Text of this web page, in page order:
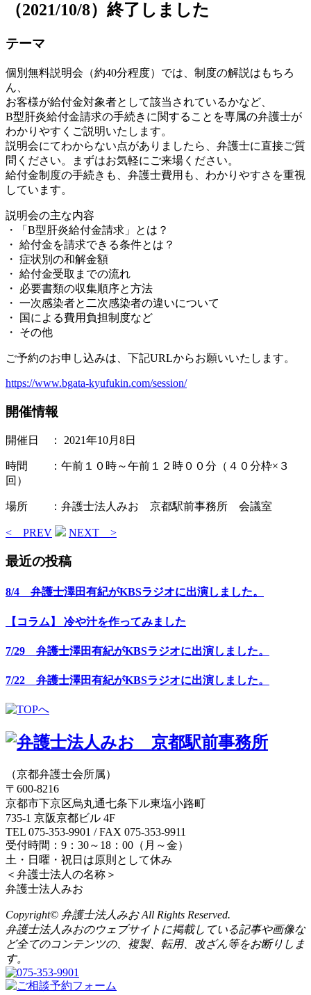
（2021/10/8）終了しました
テーマ
個別無料説明会（約40分程度）では、制度の解説はもちろ
ん、
お客様が給付金対象者として該当されているかなど、
B型肝炎給付金請求の手続きに関することを専属の弁護士が
わかりやすくご説明いたします。
説明会にてわからない点がありましたら、弁護士に直接ご質
問ください。まずはお気軽にご来場ください。
給付金制度の手続きも、弁護士費用も、わかりやすさを重視
しています。
説明会の主な内容
・「B型肝炎給付金請求」とは？
・ 給付金を請求できる条件とは？
・ 症状別の和解金額
・ 給付金受取までの流れ
・ 必要書類の収集順序と方法
・ 一次感染者と二次感染者の違いについて
・ 国による費用負担制度など
・ その他
ご予約のお申し込みは、下記URLからお願いいたします。
https://www.bgata-kyufukin.com/session/
開催情報
開催日 ： 2021年10月8日
時間 ：午前１０時～午前１２時００分（４０分枠×３
回）
場所 ：弁護士法人みお 京都駅前事務所 会議室
< PREV NEXT >
最近の投稿
8/4 弁護士澤田有紀がKBSラジオに出演しました。
【コラム】 冷や汁を作ってみました
7/29 弁護士澤田有紀がKBSラジオに出演しました。
7/22 弁護士澤田有紀がKBSラジオに出演しました。
（京都弁護士会所属）
〒600-8216
京都市下京区烏丸通七条下ル東塩小路町
735-1 京阪京都ビル 4F
TEL 075-353-9901 / FAX 075-353-9911
受付時間：9：30～18：00（月～金）
土・日曜・祝日は原則として休み
＜弁護士法人の名称＞
弁護士法人みお
Copyright© 弁護士法人みお All Rights Reserved.
弁護士法人みおのウェブサイトに掲載している記事や画像な
ど全てのコンテンツの、複製、転用、改ざん等をお断りしま
す。